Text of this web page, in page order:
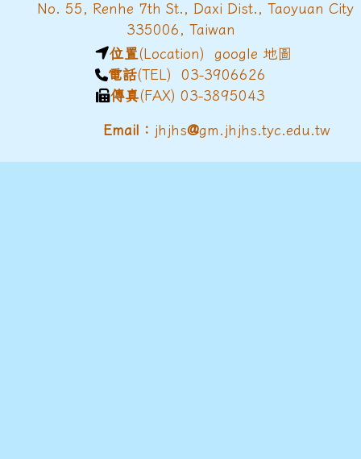
No. 55, Renhe 7th St., Daxi Dist., Taoyuan City
335006, Taiwan
位置(Location) google 地圖
電話(TEL) 03-3906626
傳真(FAX) 03-3895043
Email： jhjhs@gm.jhjhs.tyc.edu.tw